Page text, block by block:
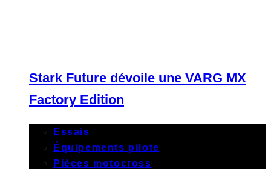
Stark Future dévoile une VARG MX
Factory Edition
Essais
Équipements pilote
Pièces motocross